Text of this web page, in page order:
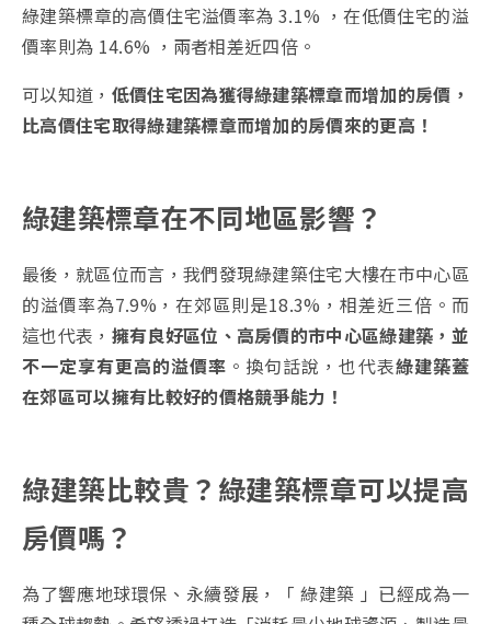
綠建築標章的高價住宅溢價率為 3.1% ，在低價住宅的溢
價率則為 14.6% ，兩者相差近四倍。
可以知道， 低價住宅因為獲得綠建築標章而增加的房價，
比高價住宅取得綠建築標章而增加的房價來的更高！
綠建築標章在不同地區影響？
最後，就區位而言，我們發現綠建築住宅大樓在市中心區
的溢價率為7.9%，在郊區則是18.3%，相差近三倍。而
這也代表， 擁有良好區位、高房價的市中心區綠建築，並
不一定享有更高的溢價率 。換句話說，也代表綠建築蓋
在郊區可以擁有比較好的價格競爭能力！
綠建築比較貴？綠建築標章可以提高
房價嗎？
為了響應地球環保、永續發展，「 綠建築 」已經成為一